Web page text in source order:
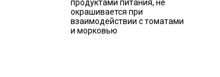
продуктами питания, не
окрашивается при
взаимодействии с томатами
и морковью